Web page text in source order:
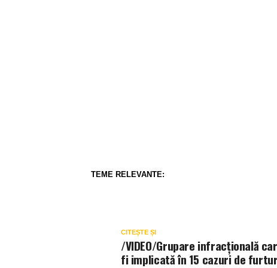
TEME RELEVANTE:
CITEȘTE ȘI
/VIDEO/Grupare infracțională
fi implicată în 15 cazuri de